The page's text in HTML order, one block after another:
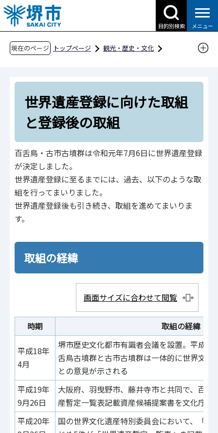
こ
の
ペ
目的別検索 メニュー
現在のページ トップページ
観光・歴史・文化
世界遺産「百舌鳥・古市古墳群」
百舌鳥・古市古墳群を「知る」
世界遺産登録に向けた取組と登録後の取組
世界遺産登録に向けた取組
と登録後の取組
百舌鳥・古市古墳群は令和元年7月6日に世界遺産登録
が決定しました。
世界遺産登録に至るまでには、過去、以下のような取
組を行ってまいりました。
世界遺産登録後も引き続き、取組を進めてまいりま
す。
取組の経緯
画面サイズに合わせて閲覧
時期 取組の経緯
平成18年
4月
堺市歴史文化都市有識者会議を設置。平成
舌鳥古墳群と古市古墳群は一体的に世界文化
との意見が示される
平成19年
9月26日
大阪府、羽曳野市、藤井寺市と共同で、百舌
産暫定一覧表記載資産候補提案書を文化庁へ
平成20年
国の世界文化遺産特別委員会において、「百